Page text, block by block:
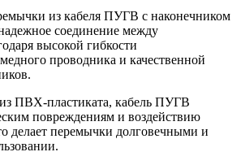
из кабеля ПУГВ с наконечником
соединение между
высокой гибкости
проводника и качественной
ПВХ-пластиката, кабель ПУГВ
повреждениям и воздействию
делает перемычки долговечными и